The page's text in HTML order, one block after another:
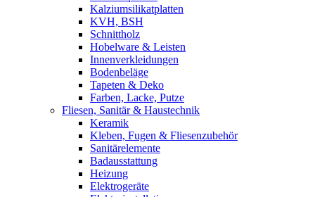
Kalziumsilikatplatten
KVH, BSH
Schnittholz
Hobelware & Leisten
Innenverkleidungen
Bodenbeläge
Tapeten & Deko
Farben, Lacke, Putze
Fliesen, Sanitär & Haustechnik
Keramik
Kleben, Fugen & Fliesenzubehör
Sanitärelemente
Badausstattung
Heizung
Elektrogeräte